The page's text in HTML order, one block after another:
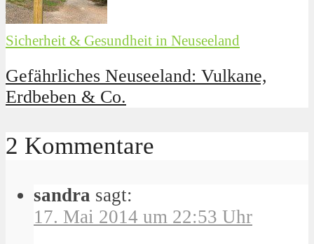
Sicherheit & Gesundheit in Neuseeland
Gefährliches Neuseeland: Vulkane,
Erdbeben & Co.
2 Kommentare
sandra sagt:
17. Mai 2014 um 22:53 Uhr